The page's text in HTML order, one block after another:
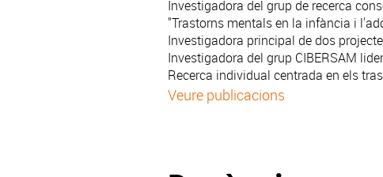
Investigadora del grup de recerca
"Trastorns mentals en la infància i
Investigadora principal de dos
Investigadora del grup CIBERSAM
Recerca individual centrada en els
Veure publicacions